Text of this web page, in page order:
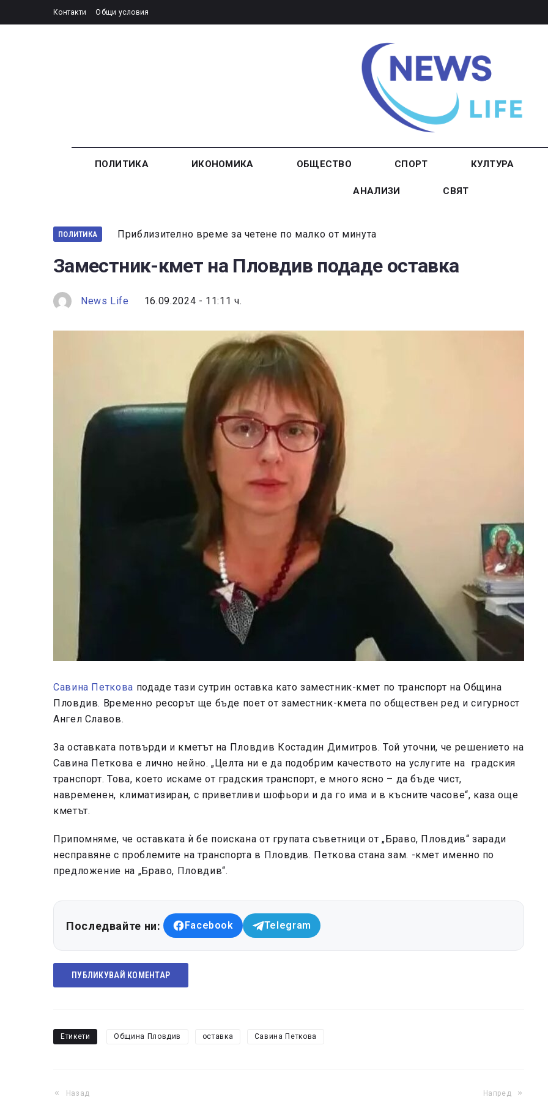
Контакти Общи условия
ПОЛИТИКА ИКОНОМИКА ОБЩЕСТВО СПОРТ КУЛТУРА
АНАЛИЗИ СВЯТ
ПОЛИТИКА Приблизително време за четене по малко от минута
Заместник-кмет на Пловдив подаде оставка
News Life 16.09.2024 - 11:11 ч.
Савина Петкова подаде тази сутрин оставка като заместник-кмет по транспорт на Община
Пловдив. Временно ресорът ще бъде поет от заместник-кмета по обществен ред и сигурност
Ангел Славов.
За оставката потвърди и кметът на Пловдив Костадин Димитров. Той уточни, че решението на
Савина Петкова е лично нейно. „Целта ни е да подобрим качеството на услугите на градския
транспорт. Това, което искаме от градския транспорт, е много ясно – да бъде чист,
навременен, климатизиран, с приветливи шофьори и да го има и в късните часове“, каза още
кметът.
Припомняме, че оставката ѝ бе поискана от групата съветници от „Браво, Пловдив“ заради
несправяне с проблемите на транспорта в Пловдив. Петкова стана зам. -кмет именно по
предложение на „Браво, Пловдив“.
Последвайте ни: Facebook Telegram
ПУБЛИКУВАЙ КОМЕНТАР
Етикети Община Пловдив оставка Савина Петкова
Назад Напред